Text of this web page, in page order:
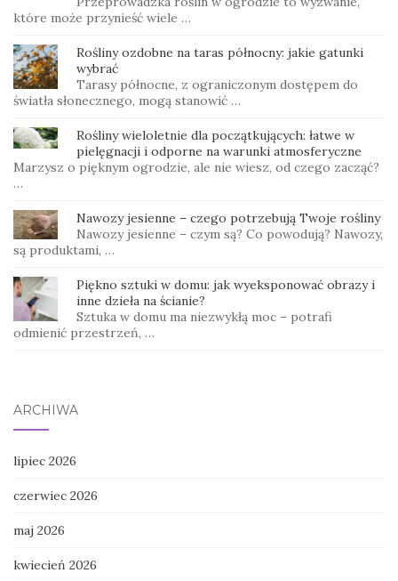
które może przynieść wiele …
Rośliny ozdobne na taras północny: jakie gatunki
wybrać
Tarasy północne, z ograniczonym dostępem do
światła słonecznego, mogą stanowić …
Rośliny wieloletnie dla początkujących: łatwe w
pielęgnacji i odporne na warunki atmosferyczne
Marzysz o pięknym ogrodzie, ale nie wiesz, od czego zacząć?
…
Nawozy jesienne – czego potrzebują Twoje rośliny
Nawozy jesienne – czym są? Co powodują? Nawozy,
są produktami, …
Piękno sztuki w domu: jak wyeksponować obrazy i
inne dzieła na ścianie?
Sztuka w domu ma niezwykłą moc – potrafi
odmienić przestrzeń, …
ARCHIWA
lipiec 2026
czerwiec 2026
maj 2026
kwiecień 2026